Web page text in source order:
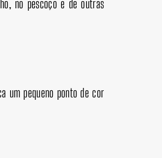
no pescoço e de outras
um pequeno ponto de cor